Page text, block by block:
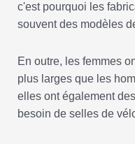
c'est pourquoi les
souvent des modèles
En outre, les femmes
plus larges que les
elles ont également
besoin de selles de